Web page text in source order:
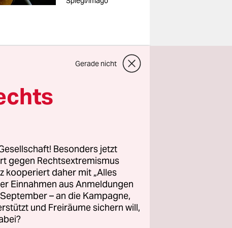
nur
der
wir jetzt
Gerade nicht
Besonders jetzt
gegen Rechtsextremismus
kooperiert daher mit „Alles
Einnahmen aus Anmeldungen
– an die Kampagne,
und Freiräume sichern will,